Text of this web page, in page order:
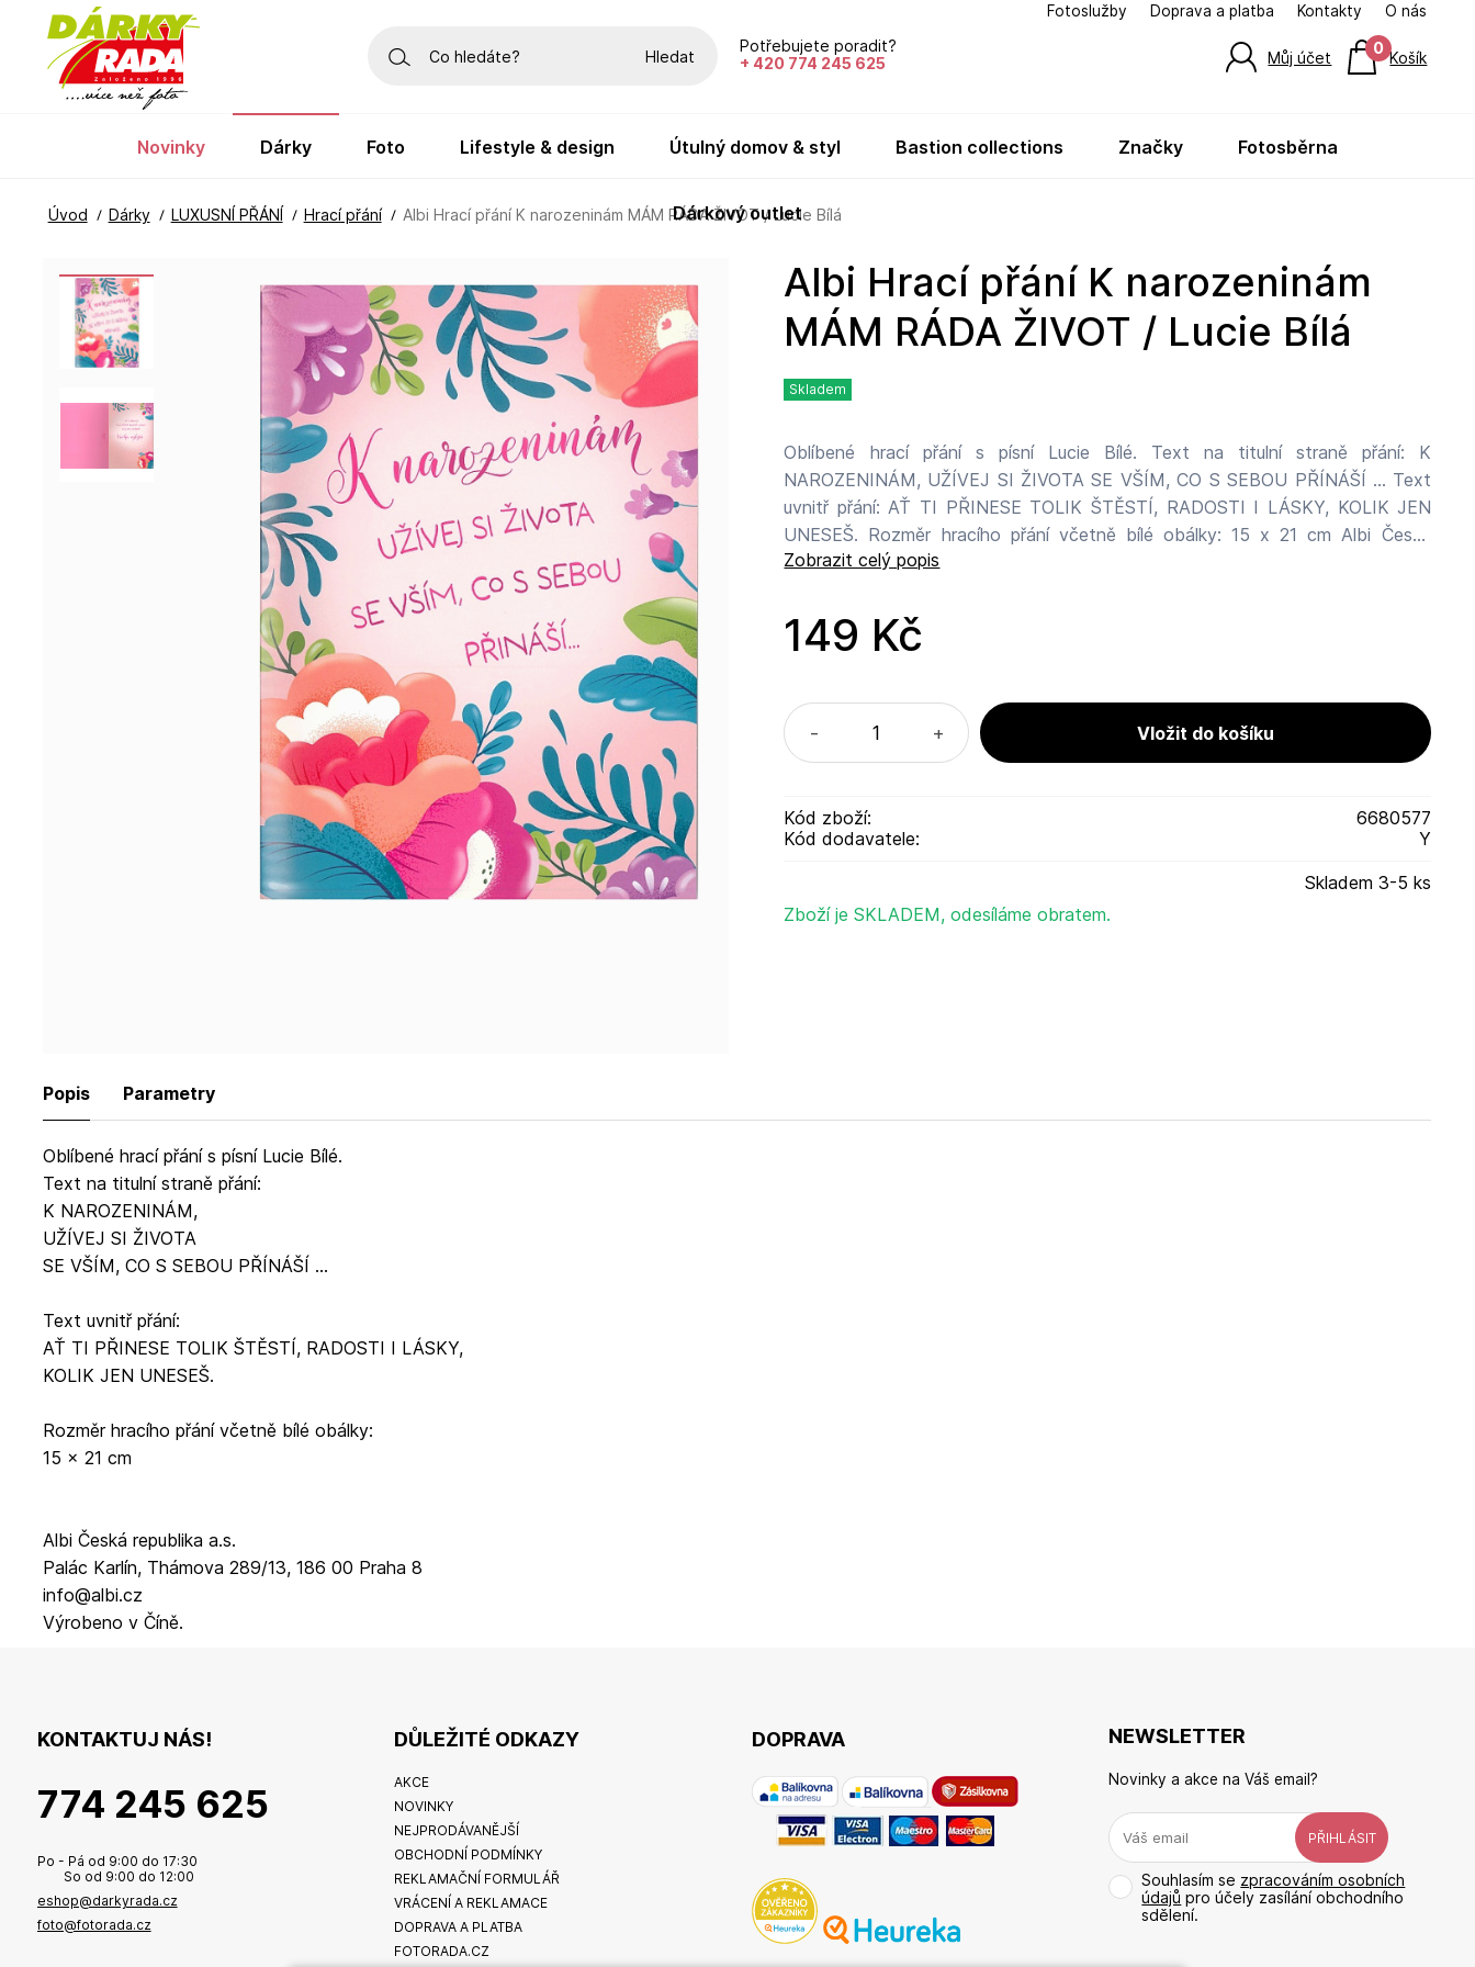
Albi Hrací přání K narozeninám
MÁM RÁDA ŽIVOT / Lucie Bílá
Skladem
Oblíbené hrací přání s písní Lucie Bílé. Text na titulní straně přání: K
NAROZENINÁM, UŽÍVEJ SI ŽIVOTA SE VŠÍM, CO S SEBOU PŘÍNÁŠÍ ... Text
uvnitř přání: AŤ TI PŘINESE TOLIK ŠTĚSTÍ, RADOSTI I LÁSKY, KOLIK JEN
UNESEŠ. Rozměr hracího přání včetně bílé obálky: 15 x 21 cm Albi Česká
republika a.s. Palác Karlín, Thámova 289/13, 186 00 Praha 8 info@albi.cz
Zobrazit celý popis
149 Kč
- +
Kód zboží:
6680577
Kód dodavatele:
Y
Skladem 3-5 ks
Zboží je SKLADEM, odesíláme obratem.
Popis Parametry
Oblíbené hrací přání s písní Lucie Bílé.
Text na titulní straně přání:
K NAROZENINÁM,
UŽÍVEJ SI ŽIVOTA
SE VŠÍM, CO S SEBOU PŘÍNÁŠÍ ...
Text uvnitř přání:
AŤ TI PŘINESE TOLIK ŠTĚSTÍ, RADOSTI I LÁSKY,
KOLIK JEN UNESEŠ.
Rozměr hracího přání včetně bílé obálky:
15 x 21 cm
Albi Česká republika a.s.
Palác Karlín, Thámova 289/13, 186 00 Praha 8
info@albi.cz
Výrobeno v Číně.
Potřebujete poradit?
+ 420 774 245 625
Fotoslužby Doprava a platba Kontakty O nás
Hledat Můj účet Košík
0
Úvod Dárky LUXUSNÍ PŘÁNÍ Hrací přání Albi Hrací přání K narozeninám MÁM RÁDA ŽIVOT / Lucie Bílá
novinky dárky foto lifestyle & design útulný domov & styl bastion collections značky fotosběrna
dárkový outlet
KONTAKTUJ NÁS!
774 245 625
Po - Pá od 9:00 do 17:30
So od 9:00 do 12:00
eshop@darkyrada.cz
foto@fotorada.cz
DŮLEŽITÉ ODKAZY
AKCE
NOVINKY
NEJPRODÁVANĚJŠÍ
OBCHODNÍ PODMÍNKY
REKLAMAČNÍ FORMULÁŘ
VRÁCENÍ A REKLAMACE
DOPRAVA A PLATBA
FOTORADA.CZ
DOPRAVA NEWSLETTER
Novinky a akce na Váš email?
Souhlasím se zpracováním osobních
údajů pro účely zasílání obchodního
sdělení.